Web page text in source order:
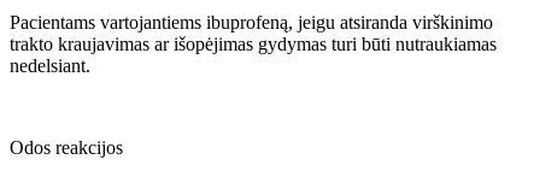
Pacientams vartojantiems ibuprofeną, jeigu atsiranda virškinimo
trakto kraujavimas ar išopėjimas gydymas turi būti nutraukiamas
nedelsiant.
Odos reakcijos